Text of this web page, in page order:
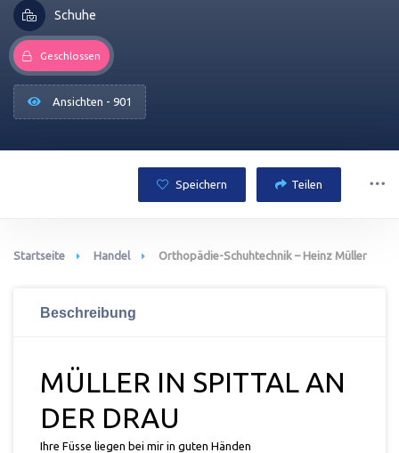
Schuhe
Geschlossen
Ansichten - 901
Speichern Teilen
Startseite Handel Orthopädie-Schuhtechnik – Heinz Müller
Beschreibung
MÜLLER IN SPITTAL AN
DER DRAU
Ihre Füsse liegen bei mir in guten Händen